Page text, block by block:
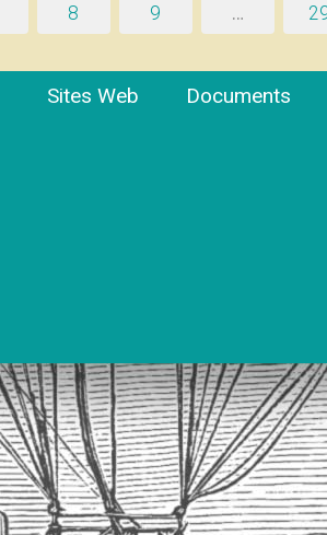
8 9 …
Sites Web Documents